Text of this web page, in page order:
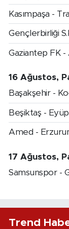
Kasımpaşa -
Gençlerbirliği
Gaziantep FK -
16 Ağustos,
Başakşehir -
Beşiktaş -
Amed -
17 Ağustos,
Samsunspor -
Trend